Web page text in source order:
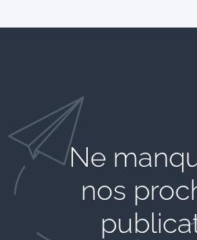
Ne
nos